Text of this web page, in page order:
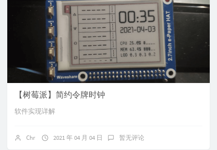
【树莓派】简约令牌时钟
软件实现详解
Chr 2021 年 04 月 04 日 暂无评论